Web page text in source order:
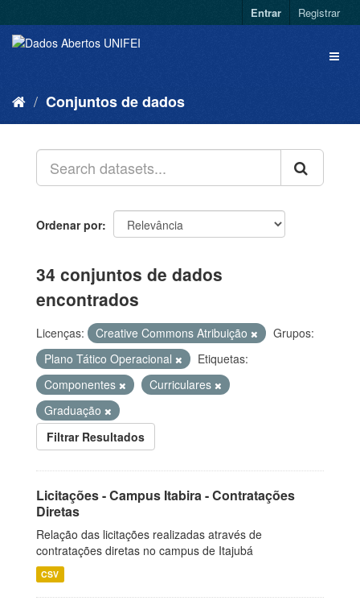
Entrar Registrar
Conjuntos de dados
Ordenar por
34 conjuntos de dados
encontrados
Licenças: Creative Commons Atribuição
Grupos:
Plano Tático Operacional
Etiquetas:
Componentes
Curriculares
Graduação
Filtrar Resultados
Licitações - Campus Itabira - Contratações
Diretas
Relação das licitações realizadas através de
contratações diretas no campus de Itajubá
CSV